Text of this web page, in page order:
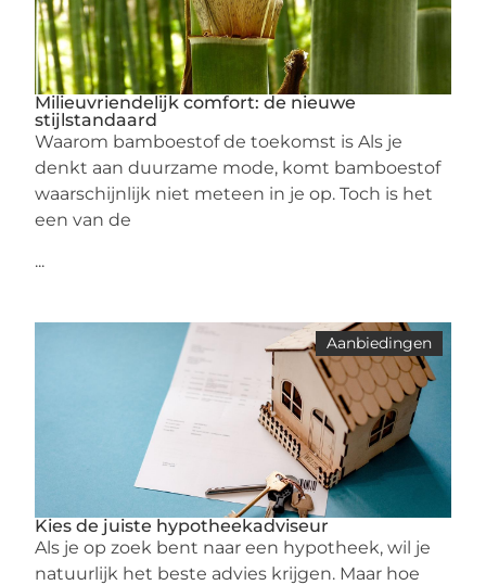
Milieuvriendelijk comfort: de nieuwe
stijlstandaard
Waarom bamboestof de toekomst is Als je
denkt aan duurzame mode, komt bamboestof
waarschijnlijk niet meteen in je op. Toch is het
een van de
...
Aanbiedingen
Kies de juiste hypotheekadviseur
Als je op zoek bent naar een hypotheek, wil je
natuurlijk het beste advies krijgen. Maar hoe